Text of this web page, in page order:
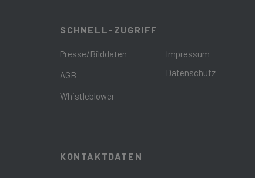
SCHNELL-ZUGRIFF
Presse/Bilddaten
AGB
Whistleblower
Impressum
Datenschutz
KONTAKTDATEN